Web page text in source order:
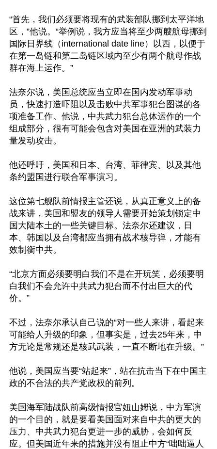
“首先，我们必须要将现有的武装部队挪到太平洋地
区，”他说。“举例说，我方应当将至少两艘航母挪到
国际日界线（international date line）以西，以便于
在第一岛链和第二岛链区域内至少有两个航母作战
群在海上运作。”
法奈尔说，美国总统应当立即在国内发动军事动
员，快速打造吓阻以及击败中共军事犯台图谋的各
项准备工作。他说，中共武力犯台总体运作的一个
组成部分，很有可能会包含对美国在亚洲的武装力
量发动攻击。
他还呼吁，美国和日本、台湾、菲律宾、以及其他
条约盟国进行联合军事演习。
这位第七舰队前情报主管还说，从真正意义上的备
战来讲，美国和盟友的领导人需要开始策划锁定中
国大陆本土的一些关键目标。法奈尔还建议，日
本、韩国以及台湾都应当拥有战术核导弹，才能有
效制衡中共。
“北京方面必须要明白我们不是在开玩笑，必须要明
白我们不会允许中共武力犯台而不付出巨大的代
价。”
不过，法奈尔承认自己说的“对一些人来讲，看起来
可能给人升级的印象，但事实是，过去25年来，中
方无论是常规还是核武武装，一直不断地在升级。”
他说，美国应当要“站起来”，站在抗击当下在中国主
政的不合法的共产党政权的前列。
美国海军陆战队前高级情报官妞山姆说，中方军演
的一个目的，就是要看美国面对来自中共的更大的
压力、中共武力犯台更进一步的威胁，会如何反
应。但美国近年来的措施并没有阻止中方“咄咄逼人